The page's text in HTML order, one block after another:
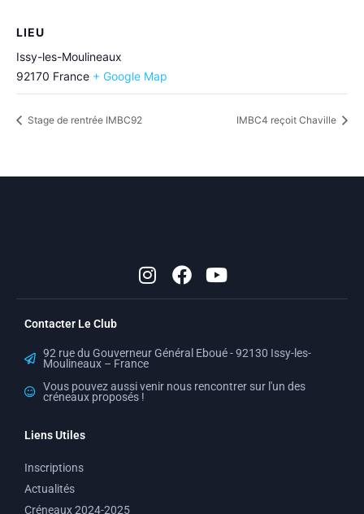
LIEU
Issy-les-Moulineaux
92170 France + Google Map
Stage de rentrée IMBC92 IMBC4 reçoit Chaville
n
s
g
r
a
a
c
o
k
o
b
Contacter Le Club
92 rue du Gouverneur Général Eboué - 92130 Issy-les-
Moulineaux – France
Vous pouvez aussi venir nous rencontrer sur l'un des
créneaux proposés !
Liens Utiles
Inscriptions
Actualités
Créneaux 2024-2025